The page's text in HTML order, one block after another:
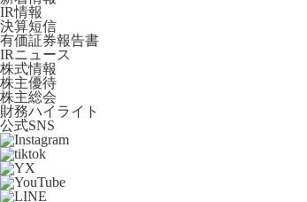
IR情報
決算短信
有価証券報告書
IRニュース
株式情報
株主優待
株主総会
財務ハイライト
公式SNS